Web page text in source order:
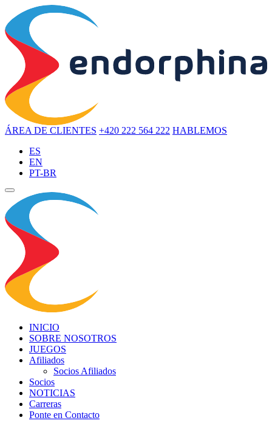
ÁREA DE CLIENTES +420 222 564 222 HABLEMOS
ES
EN
PT-BR
INICIO
SOBRE NOSOTROS
JUEGOS
Afiliados
Socios Afiliados
Socios
NOTICIAS
Carreras
Ponte en Contacto